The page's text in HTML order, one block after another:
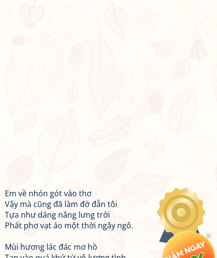
Em về nhón gót vào thơ
Vậy mà cũng đã làm đờ đẫn tôi
Tựa như dáng nắng lưng trời
Phất phơ vạt áo một thời ngây ngô.
Mùi hương lác đác mơ hồ